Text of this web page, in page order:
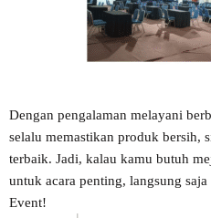
Dengan pengalaman melayani
selalu memastikan produk bersih,
terbaik. Jadi, kalau kamu butuh
untuk acara penting, langsung
Event!